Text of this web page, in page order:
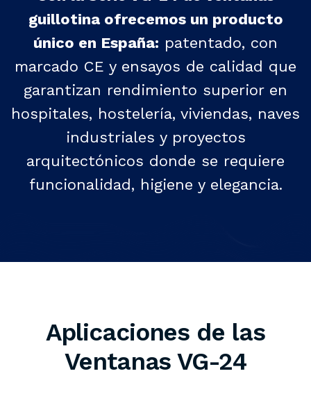
guillotina ofrecemos un producto
único en España: patentado, con
marcado CE y ensayos de calidad que
garantizan rendimiento superior en
hospitales, hostelería, viviendas, naves
industriales y proyectos
arquitectónicos donde se requiere
funcionalidad, higiene y elegancia.
Aplicaciones de las
Ventanas VG-24